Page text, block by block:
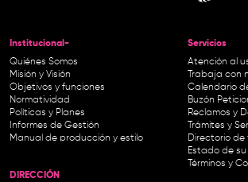
Institucional-
Quiénes Somos
Misión y Visión
Objetivos y funciones
Normatividad
Políticas y Planes
Informes de Gestión
Manual de producción y estilo
Servicios
Atención al
Trabaja con
Calendario
Buzón
Reclamos y
Trámites y
Directorio de
Estado de
Términos y
DIRECCIÓN